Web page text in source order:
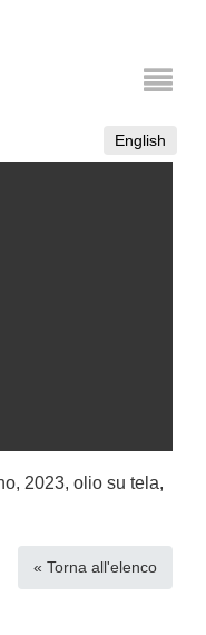
English
2023, olio su tela,
« Torna all'elenco